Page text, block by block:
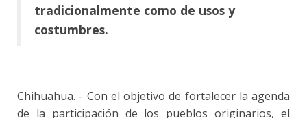
tradicionalmente como de usos y
costumbres.
Chihuahua. - Con el objetivo de fortalecer la agenda
de la participación de los pueblos originarios, el